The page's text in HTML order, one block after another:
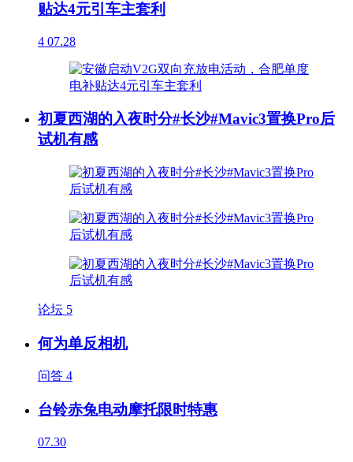
贴达4元引车主套利
4 07.28
初夏西湖的入夜时分#长沙#Mavic3置换Pro后
试机有感
论坛 5
何为单反相机
问答 4
台铃赤兔电动摩托限时特惠
07.30